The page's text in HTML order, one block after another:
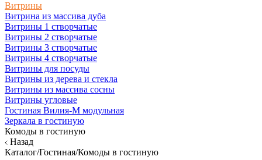
Витрины
Витрина из массива дуба
Витрины 1 створчатые
Витрины 2 створчатые
Витрины 3 створчатые
Витрины 4 створчатые
Витрины для посуды
Витрины из дерева и стекла
Витрины из массива сосны
Витрины угловые
Гостиная Вилия-М модульная
Зеркала в гостиную
Комоды в гостиную
Назад
Каталог/Гостиная/Комоды в гостиную